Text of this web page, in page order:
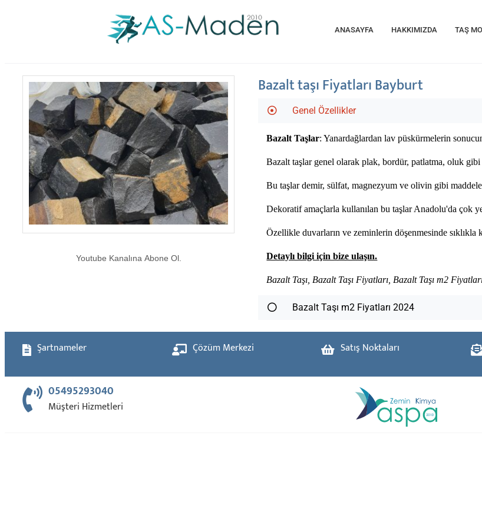
ANASAYFA HAKKIMIZDA TAŞ
Youtube Kanalına Abone Ol.
Bazalt taşı Fiyatları Bayburt
Genel Özellikler
Bazalt Taşlar: Yanardağlardan lav püskürmelerin
Bazalt taşlar genel olarak plak, bordür, patlatma, oluk
Bu taşlar demir, sülfat, magnezyum ve olivin gibi
Dekoratif amaçlarla kullanılan bu taşlar Anadolu'da çok
Özellikle duvarların ve zeminlerin döşenmesinde sıklıkla
Detaylı bilgi için bize ulaşın.
Bazalt Taşı, Bazalt Taşı Fiyatları, Bazalt Taşı m2
Bazalt Taşı m2 Fiyatları 2024
Şartnameler Çözüm Merkezi Satış Noktaları
05495293040
Müşteri Hizmetleri